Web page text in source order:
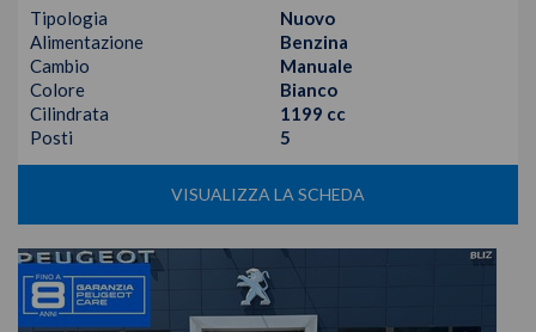
Tipologia
Nuovo
Alimentazione
Benzina
Cambio
Manuale
Colore
Bianco
Cilindrata
1199 cc
Posti
5
VISUALIZZA LA SCHEDA